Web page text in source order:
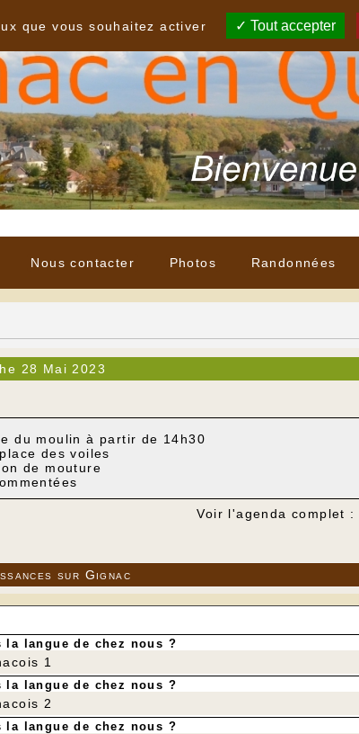
Nous contacter Photos Randonnées
28 Mai 2023
du moulin à partir de 14h30
des voiles
de mouture
Voir l'agenda complet :
sur Gignac
la langue de chez nous ?
1
la langue de chez nous ?
2
la langue de chez nous ?
que vous souhaitez activer
Tout accepter